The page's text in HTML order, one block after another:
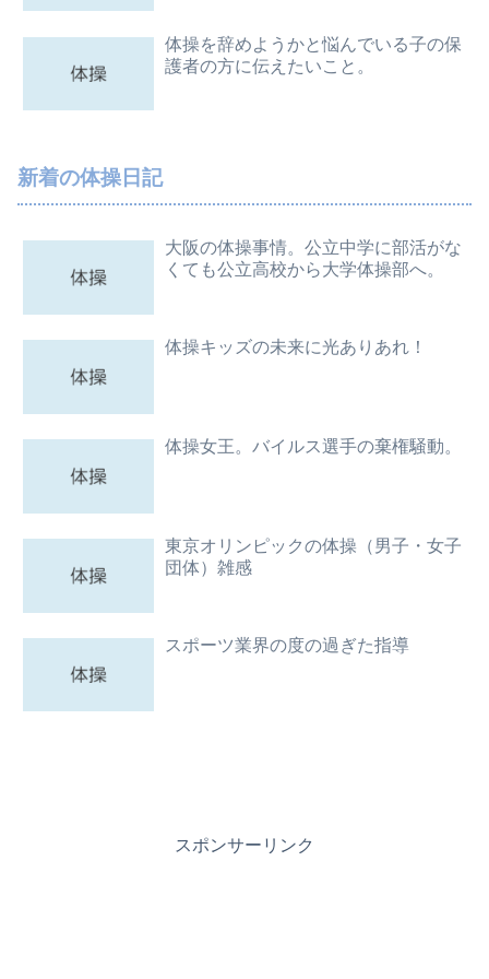
体操を辞めようかと悩んでいる子の保
護者の方に伝えたいこと。
新着の体操日記
大阪の体操事情。公立中学に部活がな
くても公立高校から大学体操部へ。
体操キッズの未来に光ありあれ！
体操女王。バイルス選手の棄権騒動。
東京オリンピックの体操（男子・女子
団体）雑感
スポーツ業界の度の過ぎた指導
スポンサーリンク